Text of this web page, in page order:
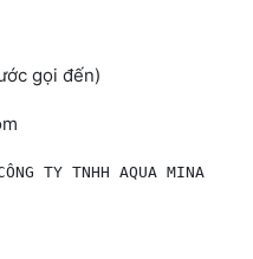
gọi đến)
TY TNHH AQUA MINA